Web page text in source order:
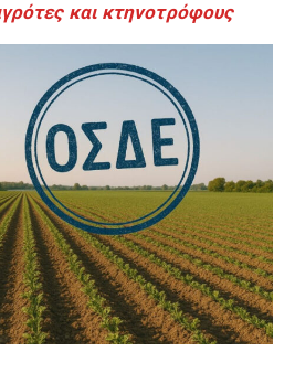
και κτηνοτρόφους